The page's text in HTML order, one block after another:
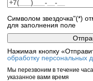
Символом звездочка"(*)
для заполнения поле
Нажимая кнопку
обработку персональных
Мы перезвоним в течение
указанное вами время